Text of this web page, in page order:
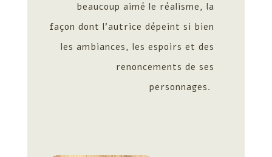
beaucoup aimé le réalisme, la
façon dont l’autrice dépeint si bien
les ambiances, les espoirs et des
renoncements de ses
personnages.